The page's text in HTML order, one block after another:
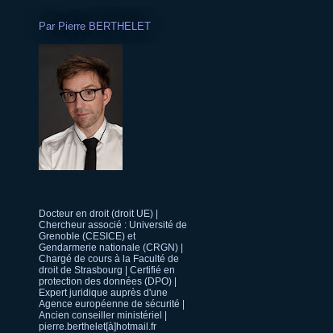
Par Pierre BERTHELET
Docteur en droit (droit UE) |
Chercheur associé : Université de
Grenoble (CESICE) et
Gendarmerie nationale (CRGN) |
Chargé de cours à la Faculté de
droit de Strasbourg | Certifié en
protection des données (DPO) |
Expert juridique auprès d'une
Agence européenne de sécurité |
Ancien conseiller ministériel |
pierre.berthelet[à]hotmail.fr